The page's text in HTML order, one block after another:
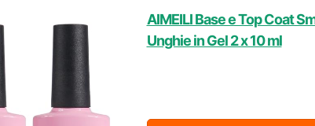
AIMEILI Base e Top Coat
Unghie in Gel 2 x 10 ml